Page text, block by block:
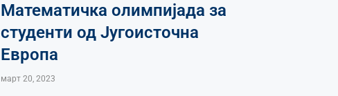
Математичка олимпијада за
студенти од Југоисточна
Европа
март 20, 2023